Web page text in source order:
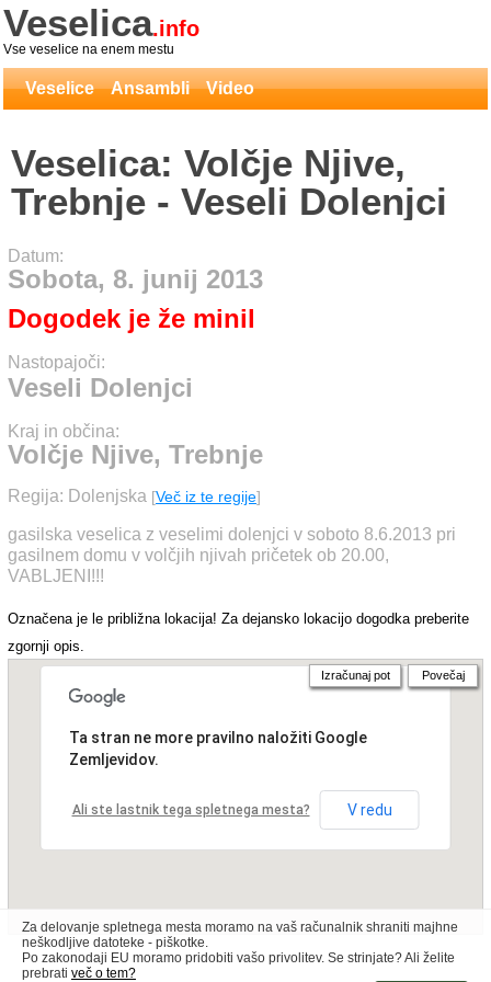
Veselica.info
Vse veselice na enem mestu
Veselice Ansambli Video
Veselica: Volčje Njive,
Trebnje - Veseli Dolenjci
Datum:
Sobota, 8. junij 2013
Dogodek je že minil
Nastopajoči:
Veseli Dolenjci
Kraj in občina:
Volčje Njive, Trebnje
Regija: Dolenjska [Več iz te regije]
gasilska veselica z veselimi dolenjci v soboto 8.6.2013 pri
gasilnem domu v volčjih njivah pričetek ob 20.00,
VABLJENI!!!
Označena je le približna lokacija! Za dejansko lokacijo dogodka preberite
zgornji opis.
Ta stran ne more pravilno naložiti Google
Zemljevidov.
Ali ste lastnik tega spletnega mesta? V redu
Izračunaj pot Povečaj
Za delovanje spletnega mesta moramo na vaš računalnik shraniti majhne
neškodljive datoteke - piškotke.
Po zakonodaji EU moramo pridobiti vašo privolitev. Se strinjate? Ali želite
prebrati več o tem?